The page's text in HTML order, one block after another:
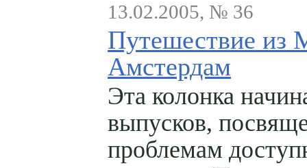
13.02.2005, № 36
Путешествие из
Амстердам
Эта колонка
выпусков,
проблемам